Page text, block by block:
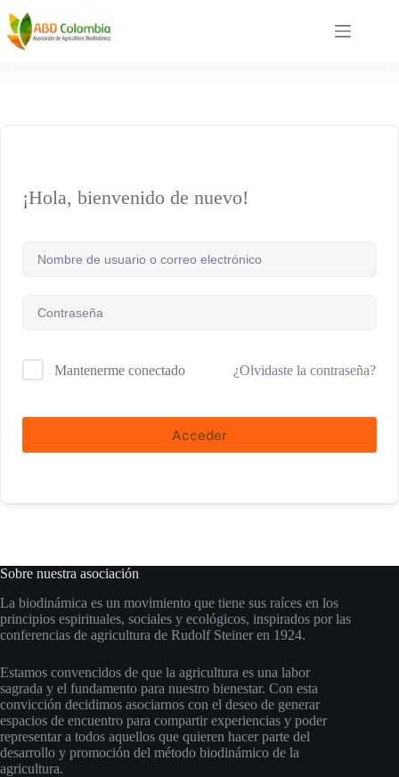
contenido
¡Hola, bienvenido de nuevo!
Mantenerme conectado ¿Olvidaste la contraseña?
Acceder
Sobre nuestra asociación
La biodinámica es un movimiento que tiene sus raíces en los
principios espirituales, sociales y ecológicos, inspirados por las
conferencias de agricultura de Rudolf Steiner en 1924.
Estamos convencidos de que la agricultura es una labor
sagrada y el fundamento para nuestro bienestar. Con esta
convicción decidimos asociarnos con el deseo de generar
espacios de encuentro para compartir experiencias y poder
representar a todos aquellos que quieren hacer parte del
desarrollo y promoción del método biodinámico de la
agricultura.